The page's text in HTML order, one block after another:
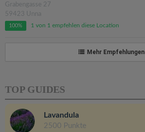
Grabengasse 27
59423 Unna
100% 1 von 1 empfehlen diese Location
Mehr Empfehlungen
TOP GUIDES
Lavandula
2500 Punkte